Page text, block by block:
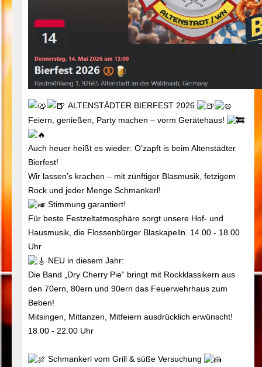
ALTENSTÄDTER BIERFEST 2026
Feiern, genießen, Party machen – vorm Gerätehaus!
Auch heuer heißt es wieder: O’zapft is beim Altenstädter
Bierfest!
Wir lassen’s krachen – mit zünftiger Blasmusik, fetzigem
Rock und jeder Menge Schmankerl!
Stimmung garantiert!
Für beste Festzeltatmosphäre sorgt unsere Hof- und
Hausmusik, die Flossenbürger Blaskapelln. 14.00 - 18.00
Uhr
NEU in diesem Jahr:
Die Band „Dry Cherry Pie“ bringt mit Rockklassikern aus
den 70ern, 80ern und 90ern das Feuerwehrhaus zum
Beben!
Mitsingen, Mittanzen, Mitfeiern ausdrücklich erwünscht!
18.00 - 22.00 Uhr
Schmankerl vom Grill & süße Versuchung